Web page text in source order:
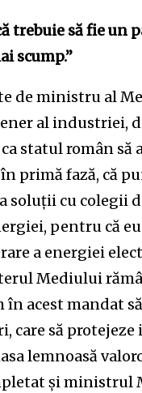
ătrebuie săfie un
scump.”
de ministru al
al industriei,
statul român
primă fază, că
soluții cu
pentru că
a energiei
Mediului
în acest mandat
care să
lemnoasă
și ministrul